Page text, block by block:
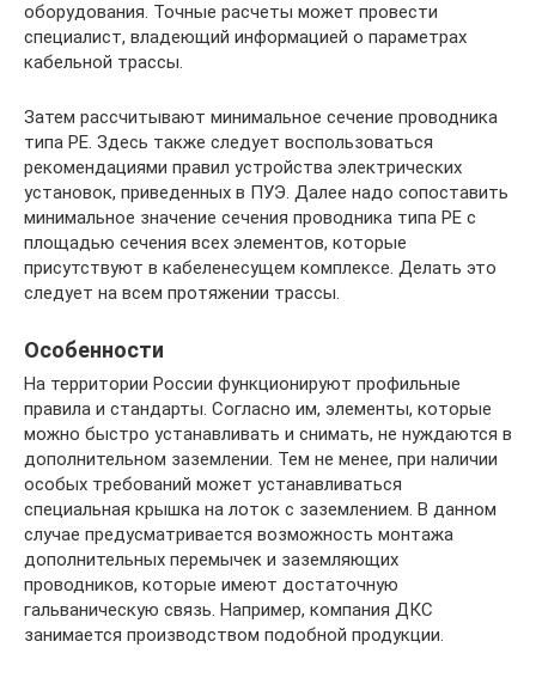
оборудования. Точные расчеты может провести
специалист, владеющий информацией о параметрах
кабельной трассы.
Затем рассчитывают минимальное сечение проводника
типа PE. Здесь также следует воспользоваться
рекомендациями правил устройства электрических
установок, приведенных в ПУЭ. Далее надо сопоставить
минимальное значение сечения проводника типа PE с
площадью сечения всех элементов, которые
присутствуют в кабеленесущем комплексе. Делать это
следует на всем протяжении трассы.
Особенности
На территории России функционируют профильные
правила и стандарты. Согласно им, элементы, которые
можно быстро устанавливать и снимать, не нуждаются в
дополнительном заземлении. Тем не менее, при наличии
особых требований может устанавливаться
специальная крышка на лоток с заземлением. В данном
случае предусматривается возможность монтажа
дополнительных перемычек и заземляющих
проводников, которые имеют достаточную
гальваническую связь. Например, компания ДКС
занимается производством подобной продукции.